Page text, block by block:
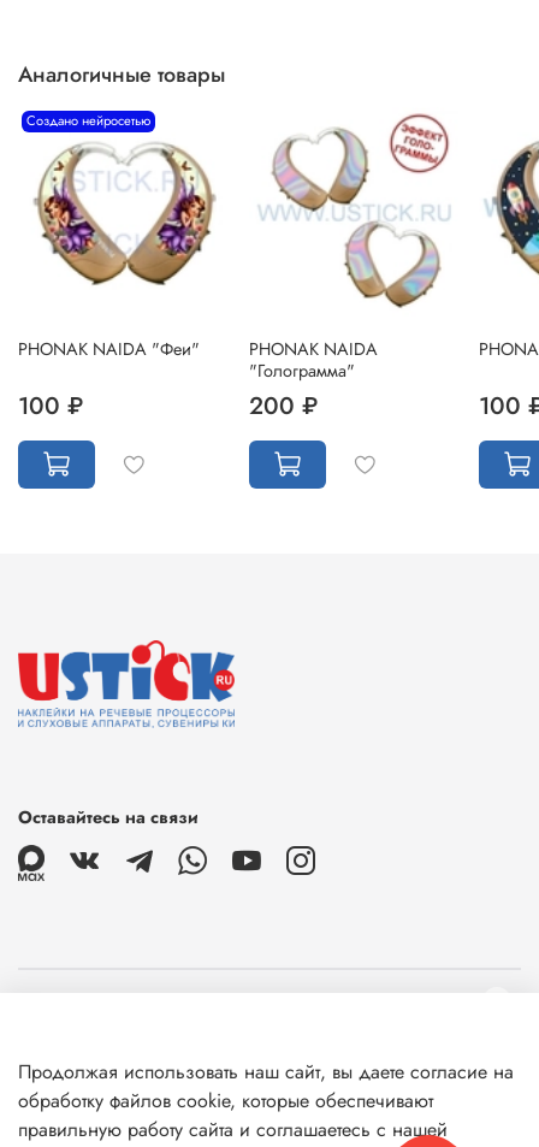
Аналогичные товары
Создано нейросетью
PHONAK NAIDA "Феи"
100 ₽
PHONAK NAIDA
"Голограмма"
200 ₽ 100
Клиентам
Оставайтесь на связи
Продолжая использовать наш сайт, вы даете согласие на
обработку файлов cookie, которые обеспечивают
правильную работу сайта и соглашаетесь с нашей